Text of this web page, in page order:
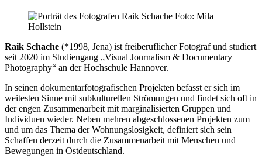
Foto: Mila
Hollstein
Raik Schache (*1998, Jena) ist freiberuflicher Fotograf und studiert
seit 2020 im Studiengang „Visual Journalism & Documentary
Photography“ an der Hochschule Hannover.
In seinen dokumentarfotografischen Projekten befasst er sich im
weitesten Sinne mit subkulturellen Strömungen und findet sich oft in
der engen Zusammenarbeit mit marginalisierten Gruppen und
Individuen wieder. Neben mehren abgeschlossenen Projekten zum
und um das Thema der Wohnungslosigkeit, definiert sich sein
Schaffen derzeit durch die Zusammenarbeit mit Menschen und
Bewegungen in Ostdeutschland.